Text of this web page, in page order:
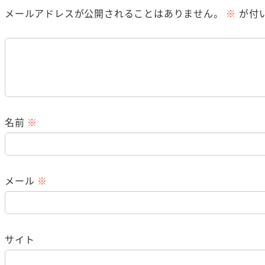
メールアドレスが公開されることはありません。 ※ が付
名前 ※
メール ※
サイト